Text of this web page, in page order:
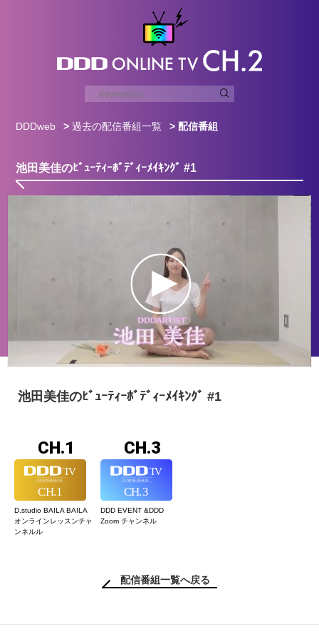
DDDweb >過去の配信番組一覧 > 配信番組
池田美佳のﾋﾞｭｰﾃｨｰﾎﾞﾃﾞｨｰﾒｲｷﾝｸﾞ #1
池田美佳のﾋﾞｭｰﾃｨｰﾎﾞﾃﾞｨｰﾒｲｷﾝｸﾞ #1
CH.1
D.studio BAILA BAILA
オンラインレッスンチャ
ンネルル
CH.3
DDD EVENT &DDD
Zoom チャンネル
配信番組一覧へ戻る